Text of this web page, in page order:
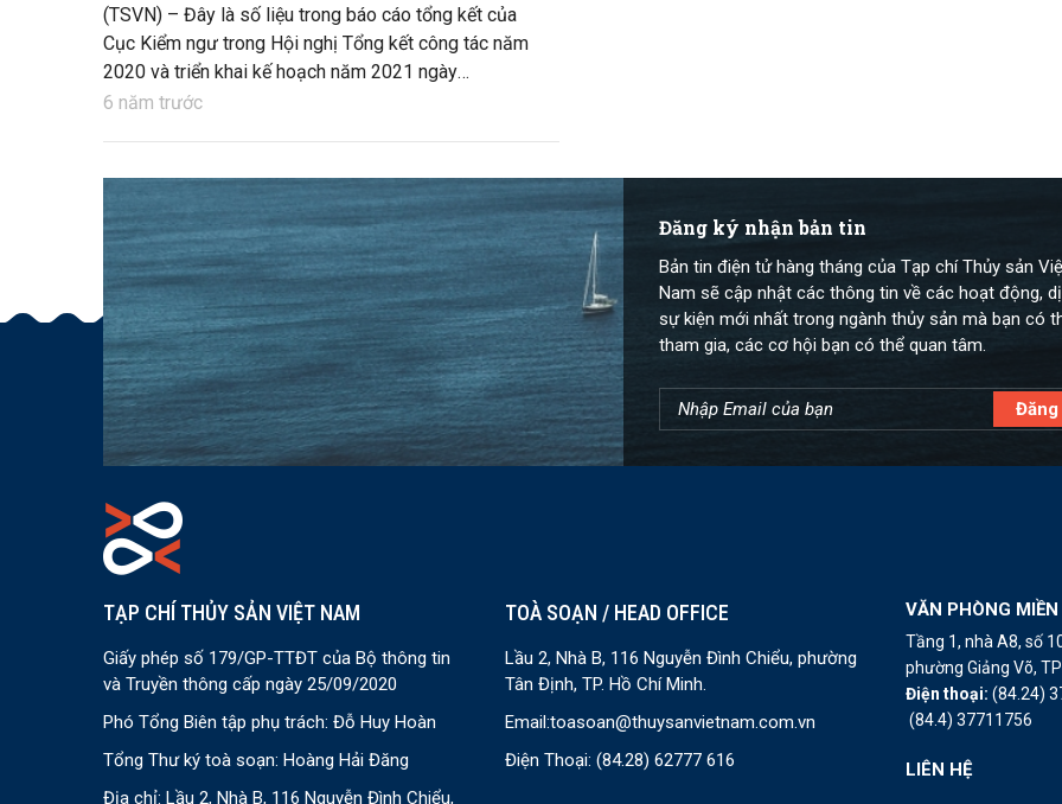
(TSVN) – Đây là số liệu trong báo cáo tổng kết của
Cục Kiểm ngư trong Hội nghị Tổng kết công tác năm
2020 và triển khai kế hoạch năm 2021 ngày
23/12/2020 tại Hà Nội.
6 năm trước
Đăng ký nhận bản tin
Bản tin điện tử hàng tháng của Tạp chí Thủy sản
Nam sẽ cập nhật các thông tin về các hoạt động,
sự kiện mới nhất trong ngành thủy sản mà bạn có
tham gia, các cơ hội bạn có thể quan tâm.
TẠP CHÍ THỦY SẢN VIỆT NAM
Giấy phép số 179/GP-TTĐT của Bộ thông tin
và Truyền thông cấp ngày 25/09/2020
Phó Tổng Biên tập phụ trách: Đỗ Huy Hoàn
Tổng Thư ký toà soạn: Hoàng Hải Đăng
Địa chỉ: Lầu 2, Nhà B, 116 Nguyễn Đình Chiểu,
TOÀ SOẠN / HEAD OFFICE
Lầu 2, Nhà B, 116 Nguyễn Đình Chiểu, phường
Tân Định, TP. Hồ Chí Minh.
Email:toasoan@thuysanvietnam.com.vn
Điện Thoại: (84.28) 62777 616
VĂN PHÒNG
Tầng 1, nhà A8, số
phường Giảng Võ,
Điện thoại:(84.24)
(84.4) 37711756
LIÊN HỆ